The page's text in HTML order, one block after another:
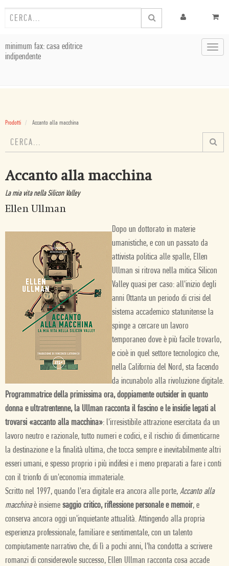
minimum fax: casa editrice
indipendente
Prodotti Accanto alla macchina
Accanto alla macchina
La mia vita nella Silicon Valley
Ellen Ullman
Dopo un dottorato in materie
umanistiche, e con un passato da
attivista politica alle spalle, Ellen
Ullman si ritrova nella mitica Silicon
Valley quasi per caso: all'inizio degli
anni Ottanta un periodo di crisi del
sistema accademico statunitense la
spinge a cercare un lavoro
temporaneo dove è più facile trovarlo,
e cioè in quel settore tecnologico che,
nella California del Nord, sta facendo
da incunabolo alla rivoluzione digitale.
Programmatrice della primissima ora, doppiamente outsider in quanto
donna e ultratrentenne, la Ullman racconta il fascino e le insidie legati al
trovarsi «accanto alla macchina»: l'irresistibile attrazione esercitata da un
lavoro neutro e razionale, tutto numeri e codici, e il rischio di dimenticarne
la destinazione e la finalità ultima, che tocca sempre e inevitabilmente altri
esseri umani, e spesso proprio i più indifesi e i meno preparati a fare i conti
con il trionfo di un'economia immateriale.
Scritto nel 1997, quando l'era digitale era ancora alle porte, Accanto alla
macchinaè insieme saggio critico, riflessione personale e memoir, e
conserva ancora oggi un'inquietante attualità. Attingendo alla propria
esperienza professionale, familiare e sentimentale, con un talento
compiutamente narrativo che, di lì a pochi anni, l'ha condotta a scrivere
romanzi di considerevole successo, Ellen Ullman racconta cosa accade